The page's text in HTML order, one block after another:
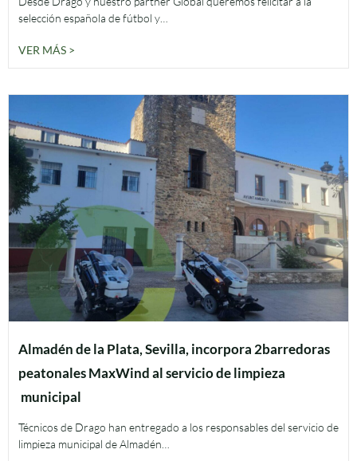
selección española de fútbol y…
VER MÁS >
Almadén de la Plata, Sevilla, incorpora 2barredoras
peatonales MaxWind al servicio de limpieza
municipal
Técnicos de Drago han entregado a los responsables del servicio de
limpieza municipal de Almadén…